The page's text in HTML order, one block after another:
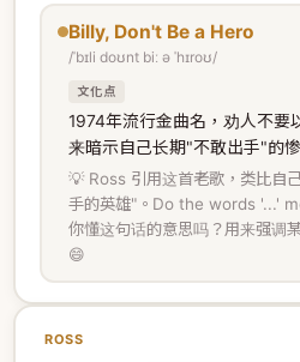
Billy, Don't Be a Hero
/ˈbɪli doʊnt biː ə ˈhɪroʊ/
文化点
1974年流行金曲名，劝人不要
来暗示自己长期"不敢出手"的
💡 Ross 引用这首老歌，类比自
手的英雄"。Do the words '...'
你懂这句话的意思吗？用来强调
😄
ROSS